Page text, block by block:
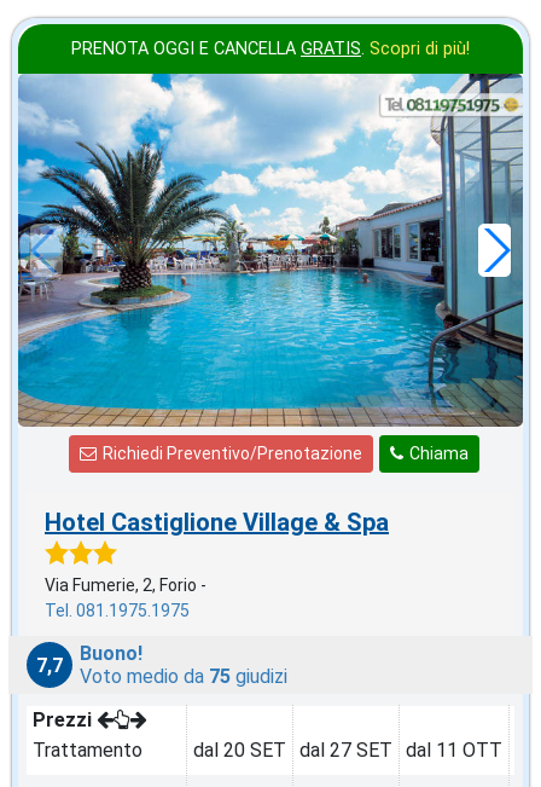
PRENOTA OGGI E CANCELLA GRATIS. Scopri di più!
ottobre
in offerta da
€28,43
a notte
Chiama
Richiedi Preventivo/Prenotazione
Hotel Castiglione Village & Spa
Via Fumerie, 2, Forio -
Tel. 081.1975.1975
7,7
Buono!
Voto medio da 75 giudizi
Prezzi
Trattamento
dal 20 SET dal 27 SET dal 11 OTT